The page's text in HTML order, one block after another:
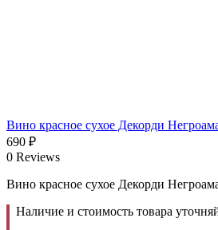
Вино красное сухое Декорди
690 ₽
0 Reviews
Вино красное сухое Декорди
Наличие и стоимость товара